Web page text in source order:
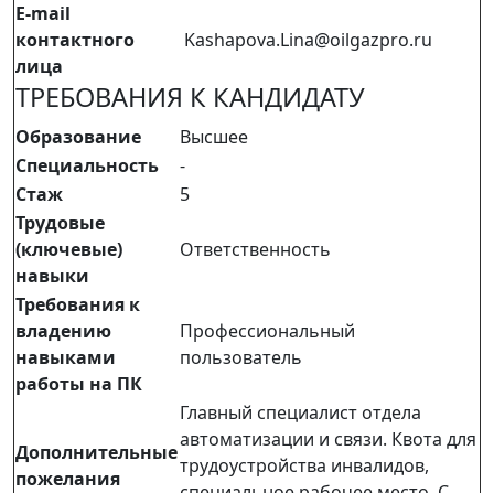
E-mail
контактного
лица
Kashapova.Lina@oilgazpro.ru
ТРЕБОВАНИЯ К КАНДИДАТУ
Образование
Высшее
Специальность
-
Стаж
5
Трудовые
(ключевые)
навыки
Ответственность
Требования к
владению
навыками
работы на ПК
Профессиональный
пользователь
Дополнительные
пожелания
Главный специалист отдела
автоматизации и связи. Квота для
трудоустройства инвалидов,